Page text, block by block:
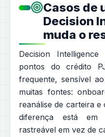
Casos de
Decision
muda o
Decision
pontos do crédito
frequente, sensível
muitas fontes:
reanálise de carteira
diferença está em
rastreável em vez de